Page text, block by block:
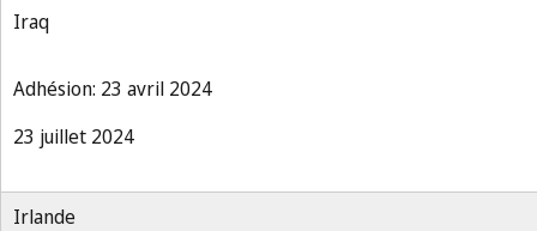
Iraq
Adhésion: 23 avril 2024
23 juillet 2024
Irlande